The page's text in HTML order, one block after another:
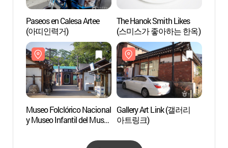
Paseos en Calesa Artee
(아띠인력거)
The Hanok Smith Likes
(스미스가 좋아하는 한옥)
Museo Folclórico Nacional
y Museo Infantil del Museo
Gallery Art Link (갤러리
아트링크)